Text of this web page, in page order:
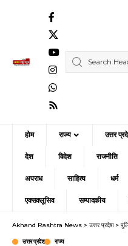
होम राज्य उत्तर
देश विदेश राजनीति
अपराध साहित्य धर्म
एक्सक्लूसिव सम्पादकीय
Akhand Rashtra News > उत्तर प्रदेश> पुलिस
उत्तर प्रदेश राज्य